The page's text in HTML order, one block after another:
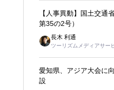
【人事異動】国土交
第35の2号）
長木 利通
ツーリズムメディアサー
愛知県、アジア大会に
設